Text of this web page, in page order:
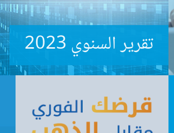
تقرير السنوي 2023